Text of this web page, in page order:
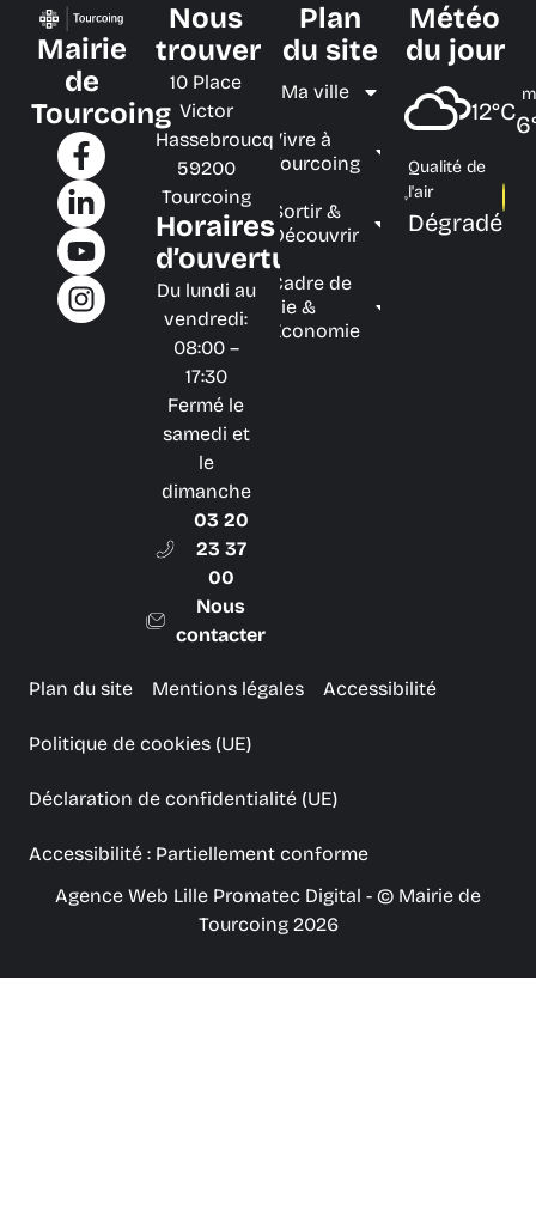
Mairie
de
Tourcoing
Nous
trouver
10 Place
Victor
Hassebroucq
59200
Tourcoing
Horaires
d’ouverture
Du lundi au
vendredi:
08:00 –
17:30
Fermé le
samedi et
le
dimanche
03 20
23 37
00
Nous
contacter
Plan
du site
Ma ville
Vivre à
Tourcoing
Sortir &
Découvrir
Cadre de
vie &
Économie
Météo
du jour
12°C
Qualité de
l'air
Dégradé
Plan du site Mentions légales Accessibilité
Politique de cookies (UE)
Déclaration de confidentialité (UE)
Accessibilité : Partiellement conforme
Agence Web Lille Promatec Digital - © Mairie de
Tourcoing 2026